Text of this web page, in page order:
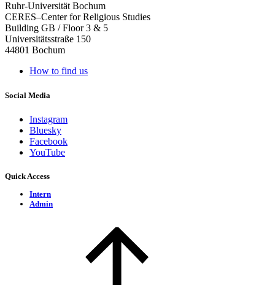
Ruhr-Universität Bochum
CERES–Center for Religious Studies
Building GB / Floor 3 & 5
Universitätsstraße 150
44801 Bochum
How to find us
Social Media
Instagram
Bluesky
Facebook
YouTube
Quick Access
Intern
Admin